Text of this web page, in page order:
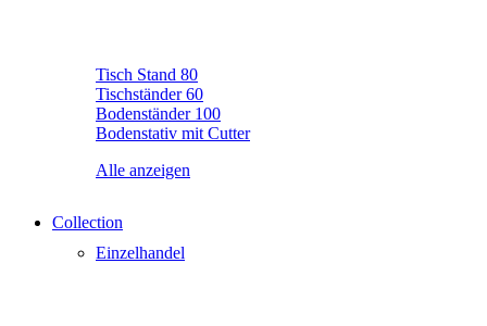
Tisch Stand 80
Tischständer 60
Bodenständer 100
Bodenstativ mit Cutter
Alle anzeigen
Collection
Einzelhandel